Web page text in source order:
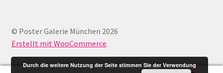
© Poster Galerie München 2026
Erstellt mit WooCommerce.
Durch die weitere Nutzung der Seite stimmen Sie der Verwendung